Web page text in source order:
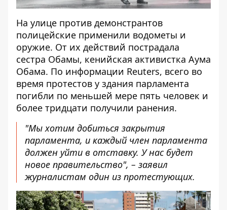
На улице против демонстрантов
полицейские применили водометы и
оружие. От их действий пострадала
сестра Обамы, кенийская активистка Аума
Обама. По информации Reuters, всего во
время протестов у здания парламента
погибли по меньшей мере пять человек и
более тридцати получили ранения.
"Мы хотим добиться закрытия
парламента, и каждый член парламента
должен уйти в отставку. У нас будет
новое правительство", – заявил
журналистам один из протестующих.